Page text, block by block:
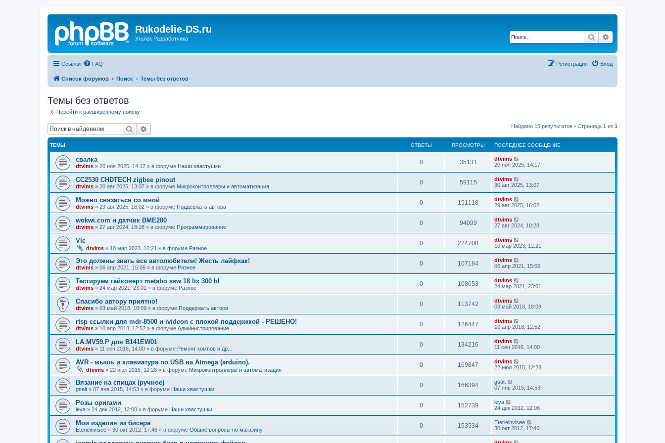
Rukodelie-DS.ru
Уголок Разработчика Поиск
Ссылки FAQ Вход
Регистрация
Список форумов Поиск Темы без ответов
Темы без ответов
Перейти к расширенному поиску
Поиск Найдено 15 результатов • Страница 1 из 1
ТЕМЫ ОТВЕТЫ ПРОСМОТРЫ ПОСЛЕДНЕЕ СООБЩЕНИЕ
свалка
dtvims » 20 ноя 2025, 14:17 » в форуме Наши хвастушки
0 35131
dtvims
20 ноя 2025, 14:17
CC2530 CHDTECH zigbee pinout
dtvims » 30 авг 2025, 13:07 » в форуме Микроконтроллеры и автоматизация
0 59115
dtvims
30 авг 2025, 13:07
Можно связаться со мной
dtvims » 29 авг 2025, 16:02 » в форуме Поддержать автора
0 151118
dtvims
29 авг 2025, 16:02
wokwi.com и датчик BME280
dtvims » 27 авг 2024, 18:28 » в форуме Программирование
0 94099
dtvims
27 авг 2024, 18:28
Vlc
dtvims » 10 мар 2023, 12:21 » в форуме Разное
0 224708
dtvims
10 мар 2023, 12:21
Это должны знать все автолюбители! Жесть лайфхак!
dtvims » 06 апр 2021, 15:06 » в форуме Разное
0 107184
dtvims
06 апр 2021, 15:06
Тестируем гайковерт metabo ssw 18 ltx 300 bl
dtvims » 24 мар 2021, 23:01 » в форуме Разное
0 108653
dtvims
24 мар 2021, 23:01
Спасибо автору приятно!
dtvims » 03 май 2018, 18:09 » в форуме Поддержать автора
0 113742
dtvims
03 май 2018, 18:09
rtsp ссылки для mdr-8500 и ivideon с плохой поддержкой - РЕШЕНО!
dtvims » 10 апр 2018, 12:52 » в форуме Администрирование
0 126447
dtvims
10 апр 2018, 12:52
LA.MV59.P для B141EW01
dtvims » 11 сен 2016, 14:00 » в форуме Ремонт компов и др...
0 134216
dtvims
11 сен 2016, 14:00
AVR - мышь и клавиатура по USB на Atmega (arduino).
dtvims » 22 июл 2015, 12:28 » в форуме Микроконтроллеры и автоматизация
0 169847
dtvims
22 июл 2015, 12:28
Вязание на спицах (ручное)
gsalt » 07 янв 2015, 14:53 » в форуме Наши хвастушки
0 166394
gsalt
07 янв 2015, 14:53
Розы оригами
leya » 24 дек 2012, 12:08 » в форуме Наши хвастушки
0 152739
leya
24 дек 2012, 12:08
Мои изделия из бисера
Eterieinvisee » 30 окт 2012, 17:46 » в форуме Общие вопросы по магазину
0 153534
Eterieinvisee
30 окт 2012, 17:46